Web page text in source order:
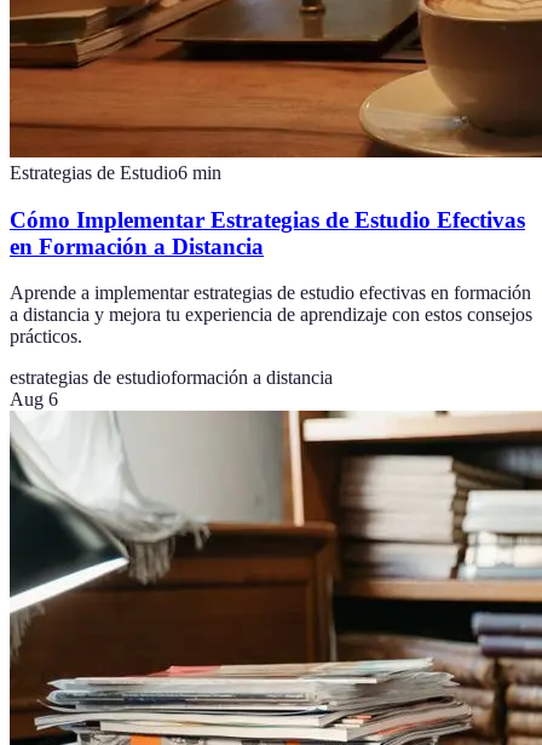
Estrategias de Estudio6 min
Cómo Implementar Estrategias de Estudio Efectivas
en Formación a Distancia
Aprende a implementar estrategias de estudio efectivas en formación
a distancia y mejora tu experiencia de aprendizaje con estos consejos
prácticos.
estrategias de estudioformación a distancia
Aug 6